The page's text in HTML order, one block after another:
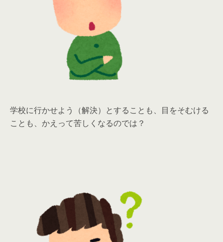
学校に行かせよう（解決）とすることも、目をそむける
ことも、かえって苦しくなるのでは？